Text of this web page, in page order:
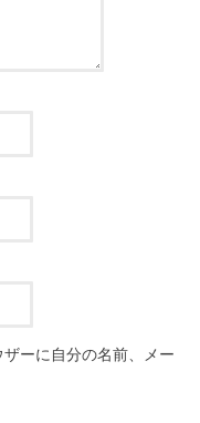
ーに自分の名前、メー